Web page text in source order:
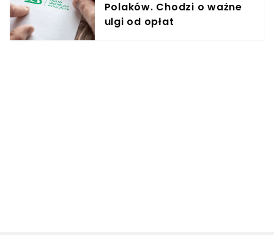
Polaków. Chodzi o ważne
ulgi od opłat